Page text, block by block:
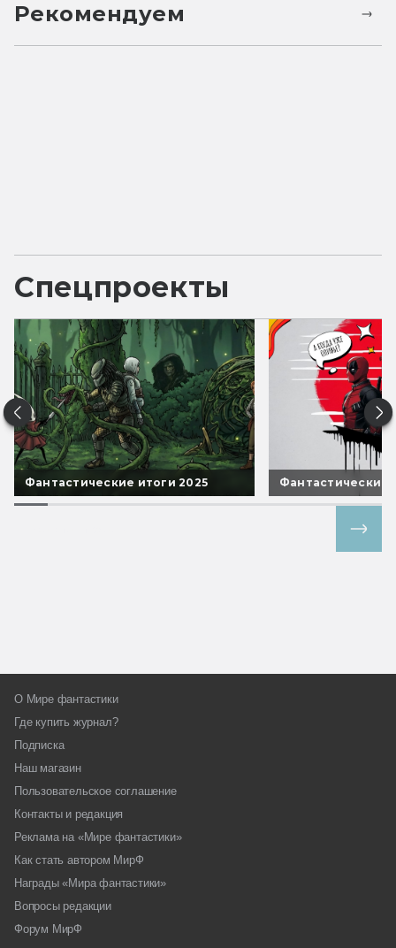
Рекомендуем
Спецпроекты
Фантастические итоги 2025 Фантастические
О Мире фантастики
Где купить журнал?
Подписка
Наш магазин
Пользовательское соглашение
Контакты и редакция
Реклама на «Мире фантастики»
Как стать автором МирФ
Награды «Мира фантастики»
Вопросы редакции
Форум МирФ